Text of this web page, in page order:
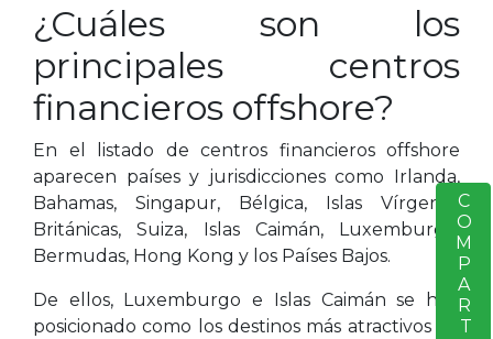
¿Cuáles son los
principales centros
financieros offshore?
En el listado de centros financieros offshore
aparecen países y jurisdicciones como Irlanda,
Bahamas, Singapur, Bélgica, Islas Vírgenes
Británicas, Suiza, Islas Caimán, Luxemburgo,
Bermudas, Hong Kong y los Países Bajos.
De ellos, Luxemburgo e Islas Caimán se han
posicionado como los destinos más atractivos de COMPARTIR